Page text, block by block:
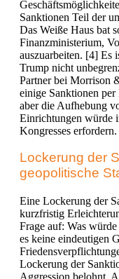
Sanktionen Teil der
Das Weiße Haus bat
Finanzministerium,
auszuarbeiten. [4] Es
Trump nicht
Partner bei Morrison
einige Sanktionen
aber die Aufhebung
Einrichtungen würde
Kongresses
Lockerung der
geopolitische
Eine Lockerung der
kurzfristig
Frage auf: Was
es keine eindeutigen
Lockerung der